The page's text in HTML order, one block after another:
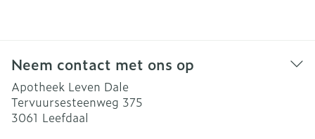
Neem contact met ons op
Apotheek Leven Dale
Tervuursesteenweg 375
3061 Leefdaal